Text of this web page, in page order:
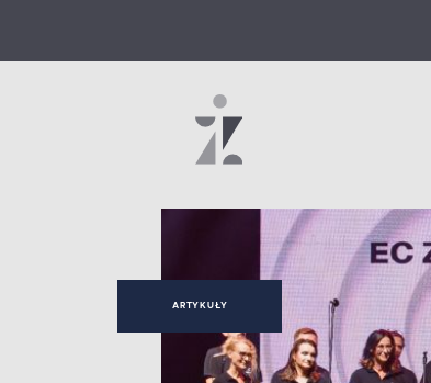
ARTYKUŁY